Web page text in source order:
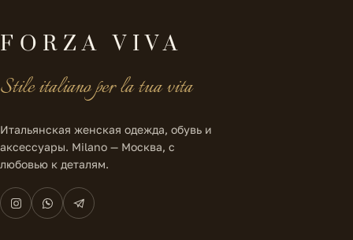
FORZA VIVA
Stile italiano per la tua vita
Итальянская женская одежда, обувь и
аксессуары. Milano — Москва, с
любовью к деталям.